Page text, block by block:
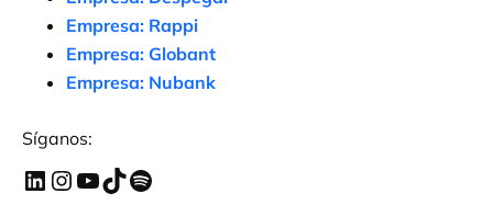
Empresa: Rappi
Empresa: Globant
Empresa: Nubank
Síganos: